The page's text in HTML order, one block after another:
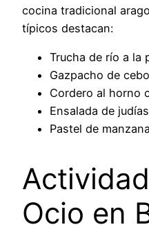
cocina tradicional
típicos destacan:
Trucha de río a la
Gazpacho de
Cordero al horno
Ensalada de
Pastel de
Ocio en